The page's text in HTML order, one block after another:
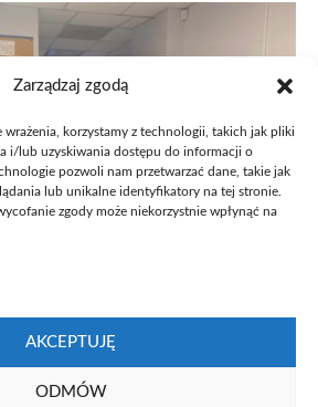
Zarządzaj zgodą
wrażenia, korzystamy z technologii, takich jak pliki
i/lub uzyskiwania dostępu do informacji o
pozwoli nam przetwarzać dane, takie jak
lub unikalne identyfikatory na tej stronie.
zgody może niekorzystnie wpłynąć na
AKCEPTUJĘ
ODMÓW